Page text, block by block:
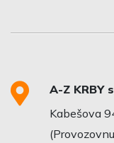
A-Z KRBY
Kabešova